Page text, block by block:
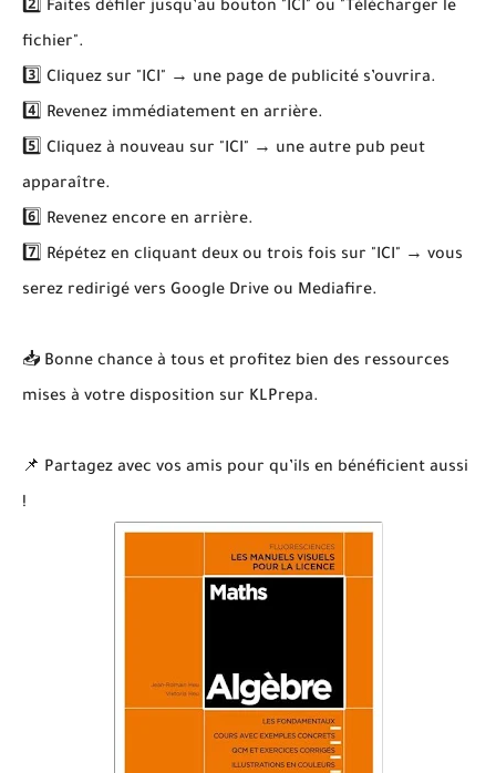
2️⃣ Faites défiler jusqu’au bouton "ICI" ou "Télécharger le
fichier".
3️⃣ Cliquez sur "ICI" → une page de publicité s’ouvrira.
4️⃣ Revenez immédiatement en arrière.
5️⃣ Cliquez à nouveau sur "ICI" → une autre pub peut
apparaître.
6️⃣ Revenez encore en arrière.
7️⃣ Répétez en cliquant deux ou trois fois sur "ICI" → vous
serez redirigé vers Google Drive ou Mediafire.
📥 Bonne chance à tous et profitez bien des ressources
mises à votre disposition sur KLPrepa.
📌 Partagez avec vos amis pour qu’ils en bénéficient aussi
!